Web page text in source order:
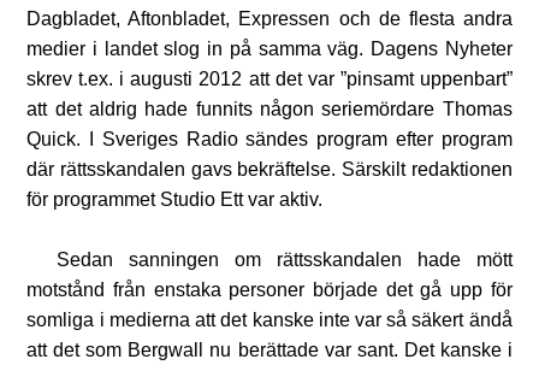
Dagbladet, Aftonbladet, Expressen och de flesta andra
medier i landet slog in på samma väg. Dagens Nyheter
skrev t.ex. i augusti 2012 att det var ”pinsamt uppenbart”
att det aldrig hade funnits någon seriemördare Thomas
Quick. I Sveriges Radio sändes program efter program
där rättsskandalen gavs bekräftelse. Särskilt redaktionen
för programmet Studio Ett var aktiv.
Sedan sanningen om rättsskandalen hade mött
motstånd från enstaka personer började det gå upp för
somliga i medierna att det kanske inte var så säkert ändå
att det som Bergwall nu berättade var sant. Det kanske i